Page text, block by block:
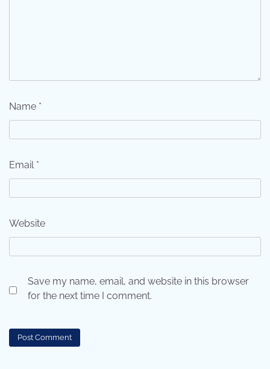
Name *
Email *
Website
Save my name, email, and website in this browser
for the next time I comment.